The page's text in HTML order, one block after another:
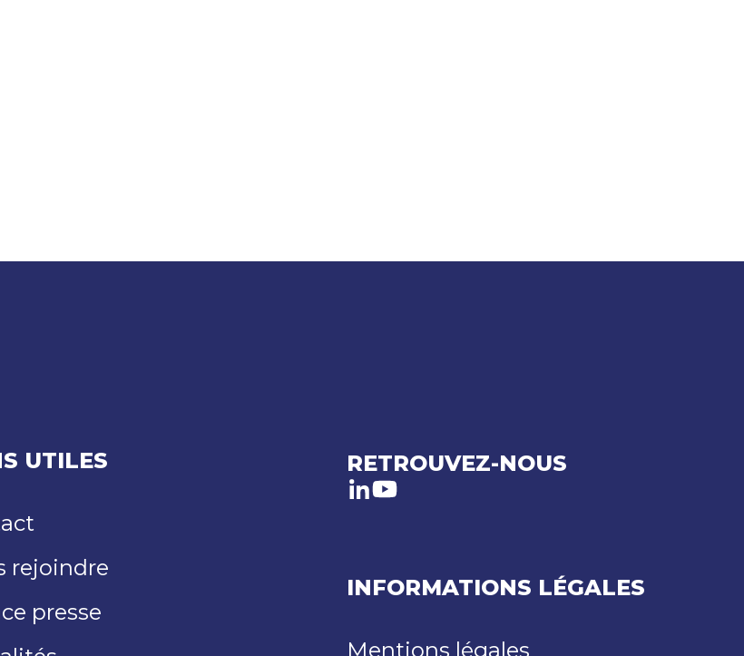
UTILES
rejoindre
presse
RETROUVEZ-NOUS
LinkedIn
Youtube
INFORMATIONS LÉGALES
Mentions légales